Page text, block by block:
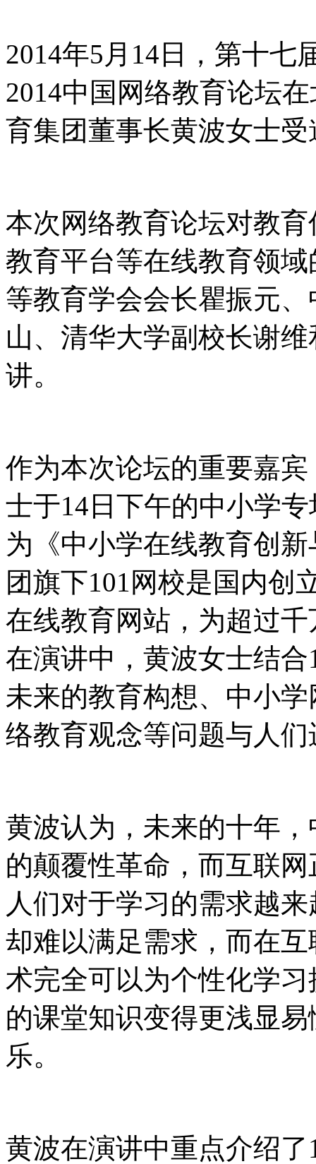
2014年5月14日，第十七
2014中国网络教育论坛
育集团董事长黄波女士
本次网络教育论坛对教
教育平台等在线教育领
等教育学会会长瞿振元
山、清华大学副校长谢
讲。
作为本次论坛的重要嘉
士于14日下午的中小学
为《中小学在线教育创
团旗下101网校是国内创
在线教育网站，为超过
在演讲中，黄波女士结
未来的教育构想、中小
络教育观念等问题与人
黄波认为，未来的十年
的颠覆性革命，而互联
人们对于学习的需求越
却难以满足需求，而在
术完全可以为个性化学
的课堂知识变得更浅显
乐。
黄波在演讲中重点介绍